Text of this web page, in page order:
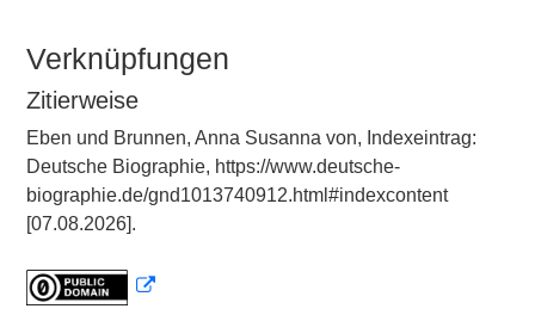
Verknüpfungen
Zitierweise
Eben und Brunnen, Anna Susanna von, Indexeintrag:
Deutsche Biographie, https://www.deutsche-
biographie.de/gnd1013740912.html#indexcontent
[07.08.2026].